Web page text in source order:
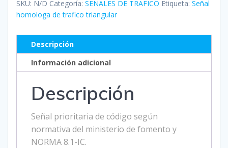
SKU: N/D Categoría: SEÑALES DE TRAFICO Etiqueta: Señal
homologa de trafico triangular
Descripción
Información adicional
Descripción
Señal prioritaria de código según
normativa del ministerio de fomento y
NORMA 8.1-IC.